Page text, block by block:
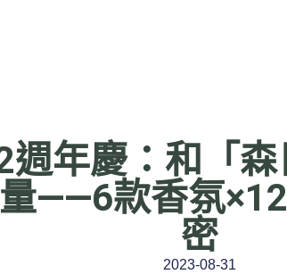
週年慶：和「
——6款香氛
密
2023-08-31